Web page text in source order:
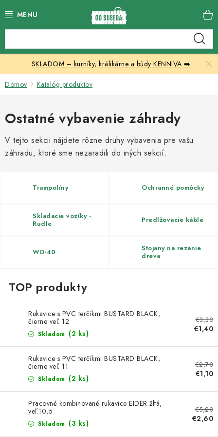
na
Skleníky
Chovateľské potreby
Prístrešky
SKLADOM – kurníky, králikárne a búdy KENNIVA ➡️
Domov Katalóg produktov
Ostatné vybavenie záhrady
V tejto sekcii nájdete rôzne druhy vybavenia pre vašu
záhradu, ktoré sme nezaradili do iných sekcií.
Trampolíny Ochranné pomôcky
Skladacie vozíky -
Rudle
Predlžovacie káble
WD-40
Stojany na rezanie
dreva
Rukavice s PVC terčíkmi BUSTARD BLACK,
čierne veľ. 12
Skladom (2 ks)
€3,30
€1,40
Rukavice s PVC terčíkmi BUSTARD BLACK,
čierne veľ. 11
Skladom (2 ks)
€2,70
€1,10
Pracovné kombinované rukavice EIDER žltá,
veľ.10,5
Skladom (3 ks)
€5,20
€2,60